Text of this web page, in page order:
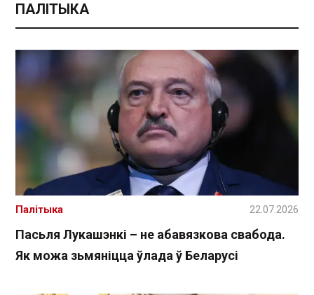
ПАЛІТЫКА
Пасьля Лукашэнкі – не абавязкова свабода.
Як можа зьмяніцца ўлада ў Беларусі
Палітыка 22.07.2026